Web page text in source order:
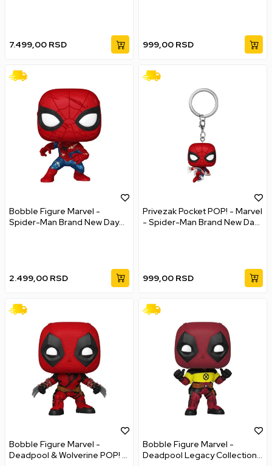
7.499,00 RSD 999,00 RSD
Bobble Figure Marvel -
Spider-Man Brand New Day
2.499,00 RSD
Privezak Pocket POP! - Marvel
- Spider-Man Brand New Day
999,00 RSD
Bobble Figure Marvel -
Deadpool & Wolverine POP! -
Bobble Figure Marvel -
Deadpool Legacy Collection